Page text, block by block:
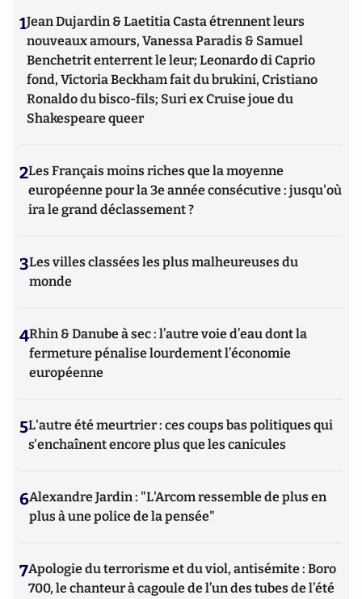
1Jean Dujardin & Laetitia Casta étrennent leurs
nouveaux amours, Vanessa Paradis & Samuel
Benchetrit enterrent le leur; Leonardo di Caprio
fond, Victoria Beckham fait du brukini, Cristiano
Ronaldo du bisco-fils; Suri ex Cruise joue du
Shakespeare queer
2Les Français moins riches que la moyenne
européenne pour la 3e année consécutive : jusqu'où
ira le grand déclassement ?
3Les villes classées les plus malheureuses du
monde
4Rhin & Danube à sec : l’autre voie d’eau dont la
fermeture pénalise lourdement l’économie
européenne
5L'autre été meurtrier : ces coups bas politiques qui
s'enchaînent encore plus que les canicules
6Alexandre Jardin : "L'Arcom ressemble de plus en
plus à une police de la pensée"
7Apologie du terrorisme et du viol, antisémite : Boro
700, le chanteur à cagoule de l’un des tubes de l’été